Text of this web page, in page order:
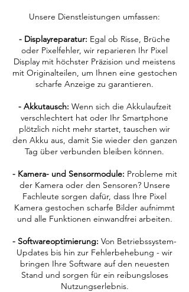
Unsere Dienstleistungen umfassen:
- Displayreparatur: Egal ob Risse, Brüche
oder Pixelfehler, wir reparieren Ihr Pixel
Display mit höchster Präzision und meistens
mit Originalteilen, um Ihnen eine gestochen
scharfe Anzeige zu garantieren.
- Akkutausch: Wenn sich die Akkulaufzeit
verschlechtert hat oder Ihr Smartphone
plötzlich nicht mehr startet, tauschen wir
den Akku aus, damit Sie wieder den ganzen
Tag über verbunden bleiben können.
- Kamera- und Sensormodule: Probleme mit
der Kamera oder den Sensoren? Unsere
Fachleute sorgen dafür, dass Ihre Pixel
Kamera gestochen scharfe Bilder aufnimmt
und alle Funktionen einwandfrei arbeiten.
- Softwareoptimierung: Von Betriebssystem-
Updates bis hin zur Fehlerbehebung - wir
bringen Ihre Software auf den neuesten
Stand und sorgen für ein reibungsloses
Nutzungserlebnis.